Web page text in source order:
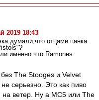
2019 18:43
думали,что отцами панка
именно что Ramones.
The Stooges и Velvet
серьезно. Это как пиво
на ветер. Ну а MC5 или The